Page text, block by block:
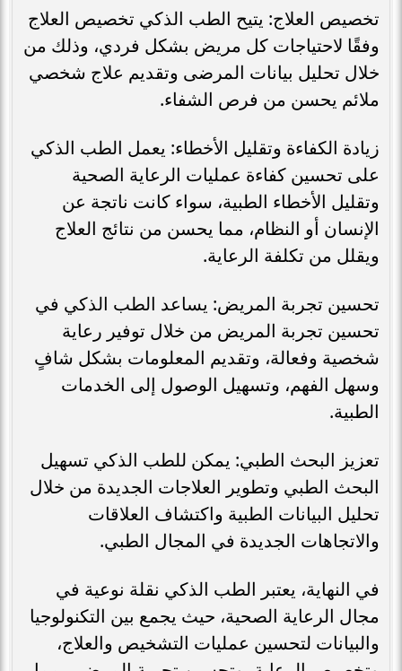
تخصيص العلاج: يتيح الطب الذكي تخصيص العلاج
وفقًا لاحتياجات كل مريض بشكل فردي، وذلك من
خلال تحليل بيانات المرضى وتقديم علاج شخصي
ملائم يحسن من فرص الشفاء.
زيادة الكفاءة وتقليل الأخطاء: يعمل الطب الذكي
على تحسين كفاءة عمليات الرعاية الصحية
وتقليل الأخطاء الطبية، سواء كانت ناتجة عن
الإنسان أو النظام، مما يحسن من نتائج العلاج
ويقلل من تكلفة الرعاية.
تحسين تجربة المريض: يساعد الطب الذكي في
تحسين تجربة المريض من خلال توفير رعاية
شخصية وفعالة، وتقديم المعلومات بشكل شافٍ
وسهل الفهم، وتسهيل الوصول إلى الخدمات
الطبية.
تعزيز البحث الطبي: يمكن للطب الذكي تسهيل
البحث الطبي وتطوير العلاجات الجديدة من خلال
تحليل البيانات الطبية واكتشاف العلاقات
والاتجاهات الجديدة في المجال الطبي.
في النهاية، يعتبر الطب الذكي نقلة نوعية في
مجال الرعاية الصحية، حيث يجمع بين التكنولوجيا
والبيانات لتحسين عمليات التشخيص والعلاج،